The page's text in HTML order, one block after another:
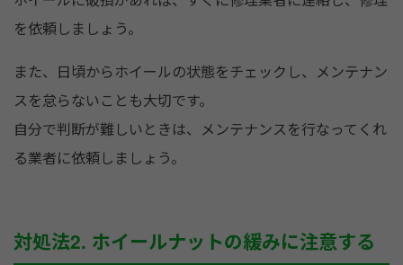
を依頼しましょう。
また、日頃からホイールの状態をチェックし、メンテナン
スを怠らないことも大切です。
自分で判断が難しいときは、メンテナンスを行なってくれ
る業者に依頼しましょう。
対処法2. ホイールナットの緩みに注意する